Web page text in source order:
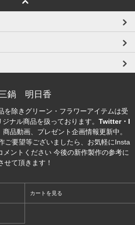
鍋 明日香
を除きグリーン・フラワーアイテムは受
ナル商品を扱っております。 Twitter・I
品動画、プレゼント企画情報更新中。
ご要望等ございましたら、お気軽にInsta
ントください 今後の新作製作の参考に
せて頂きます！
カートを見る